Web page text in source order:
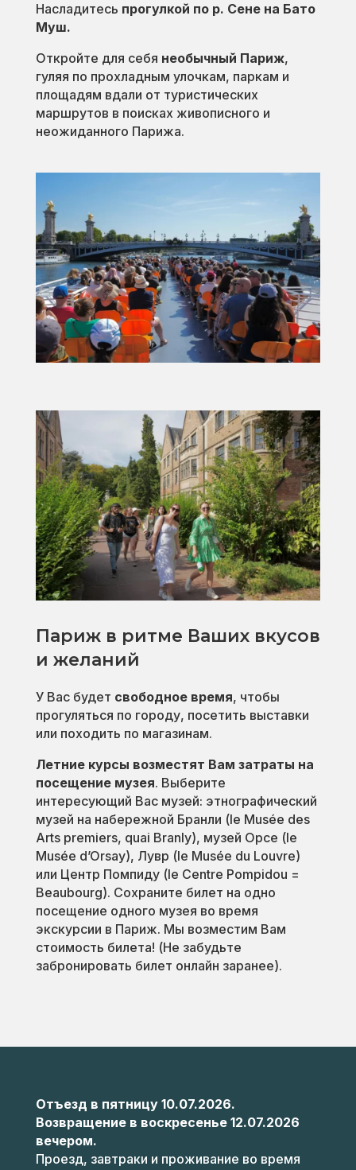
Насладитесь прогулкой по р. Сене на Бато
Муш.
Откройте для себя необычный Париж,
гуляя по прохладным улочкам, паркам и
площадям вдали от туристических
маршрутов в поисках живописного и
неожиданного Парижа.
Париж в ритме Ваших вкусов
и желаний
У Вас будет свободное время, чтобы
прогуляться по городу, посетить выставки
или походить по магазинам.
Летние курсы возместят Вам затраты на
посещение музея. Выберите
интересующий Вас музей: этнографический
музей на набережной Бранли (le Musée des
Arts premiers, quai Branly), музей Орсе (le
Musée d’Orsay), Лувр (le Musée du Louvre)
или Центр Помпиду (le Centre Pompidou =
Beaubourg). Сохраните билет на одно
посещение одного музея во время
экскурсии в Париж. Мы возместим Вам
стоимость билета! (Не забудьте
забронировать билет онлайн заранее).
Отъезд в пятницу 10.07.2026.
Возвращение в воскресенье 12.07.2026
вечером.
Проезд, завтраки и проживание во время